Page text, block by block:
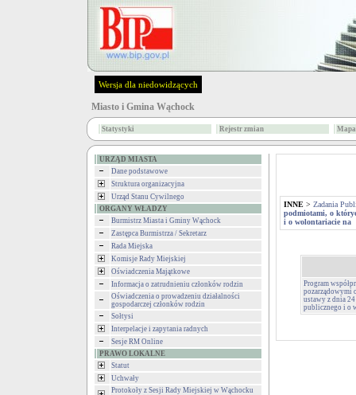
Wersja dla niedowidzących
Miasto i Gmina Wąchock
Statystyki Rejestr zmian
URZĄD MIASTA
Dane podstawowe
Struktura organizacyjna
Urząd Stanu Cywilnego
ORGANY WŁADZY
Burmistrz Miasta i Gminy Wąchock
Zastępca Burmistrza / Sekretarz
Rada Miejska
Komisje Rady Miejskiej
Oświadczenia Majątkowe
Informacja o zatrudnieniu członków rodzin
Oświadczenia o prowadzeniu działalności
gospodarczej członków rodzin
Sołtysi
Interpelacje i zapytania radnych
Sesje RM Online
PRAWO LOKALNE
Statut
Uchwały
Protokoły z Sesji Rady Miejskiej w Wąchocku
INNE > Zadania
podmiotami, o
i o wolontariacie na
Program
pozarządowymi
ustawy z dnia
publicznego i o